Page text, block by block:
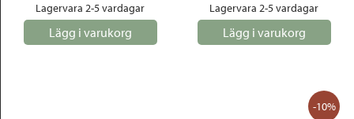
Lagervara 2-5 vardagar
Lägg i varukorg
Lagervara 2-5 vardagar
Lägg i varukorg
-10%